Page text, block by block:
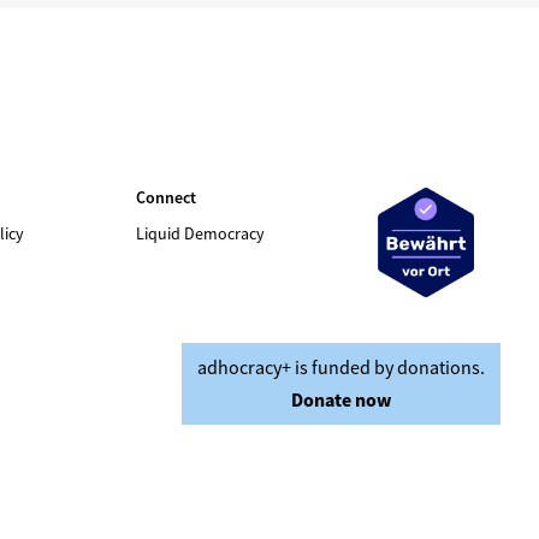
Connect
Liquid Democracy
adhocracy+ is funded by donations.
Donate now